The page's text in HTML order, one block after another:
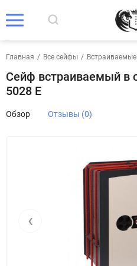
Главная / Все сейфы /
Сейф встраиваемый в
5028 E
Обзор Отзывы (0)
‹